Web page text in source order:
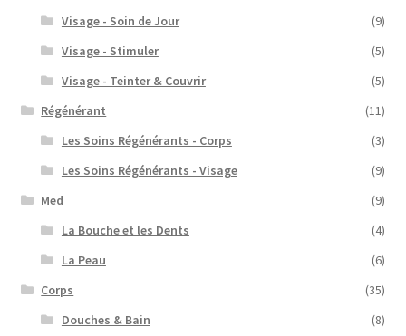
Visage - Soin de Jour
(9)
Visage - Stimuler
(5)
Visage - Teinter & Couvrir
(5)
Régénérant
(11)
Les Soins Régénérants - Corps
(3)
Les Soins Régénérants - Visage
(9)
Med
(9)
La Bouche et les Dents
(4)
La Peau
(6)
Corps
(35)
Douches & Bain
(8)